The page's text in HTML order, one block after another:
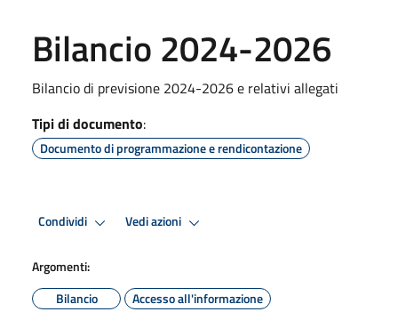
Bilancio 2024-2026
Bilancio di previsione 2024-2026 e relativi allegati
Tipi di documento:
Documento di programmazione e rendicontazione
Condividi Vedi azioni
Argomenti:
Bilancio
Accesso all'informazione